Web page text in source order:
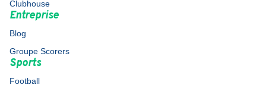
Clubhouse
Entreprise
Blog
Groupe Scorers
Sports
Football